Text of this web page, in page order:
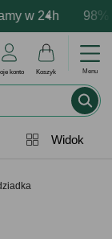
24h 98%
i darmowapozytywne
konto Koszyk Menu
Widok